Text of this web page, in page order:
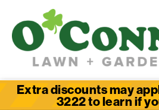
Extra discounts may
3222 to learn if